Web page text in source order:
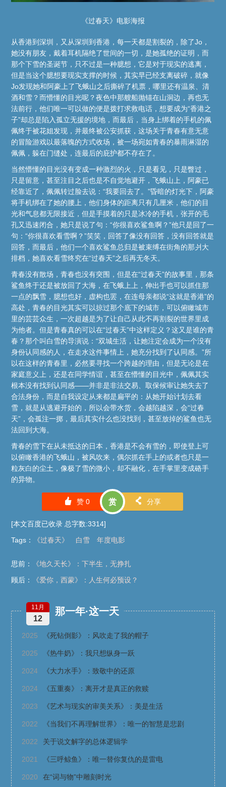
《过春天》电影海报
从香港到深圳，又从深圳到香港，每一天都是割裂的，除了Jo，
她没有朋友，戴着耳机隔绝了世间的一切，是她孤绝的证明，而
那个下雪的圣诞节，只不过是一种臆想，它是对于现实的逃离，
但是当这个臆想要现实支撑的时候，其实早已经支离破碎，就像
Jo发现她和阿豪上了飞蛾山之后撕碎了机票，哪里还有温泉、清
酒和雪？而懵懂的目光呢？夜色中那艘船抛锚在山洞边，再也无
法前行，他们唯一可以做的便是拨打求救电话，想要成为“香港之
子”却总是陷入孤立无援的境地，而最后，当身上绑着的手机的佩
佩终于被花姐发现，并最终被公安抓获，这场关于青春有意无意
的冒险游戏以最落魄的方式收场，被一场宛如青春的暴雨淋湿的
佩佩，躲在门缝处，连最后的庇护都不存在了。
当然懵懂的目光没有变成一种激烈的火，只是看见，只是瞥过，
只是留意，甚至注目之后也是不自觉地避开，飞蛾山上，阿豪已
经靠近了，佩佩转过脸去说：“我要回去了。”昏暗的灯光下，阿豪
将手机绑在了她的腰上，他们身体的距离只有几厘米，他们的目
光和气息都无限接近，但是手摸着的只是冰冷的手机，张开的毛
孔又迅速闭合，她只是说了句：“你很喜欢鲨鱼啊？”他只是回了一
句：“你很喜欢看雪啊？”笑笑，回答了像没有回答，没有回答就是
回答，而最后，他们一个喜欢鲨鱼总归是被束缚在街角的那爿大
排档，她喜欢看雪终究在“过春天”之后再无冬天。
青春没有散场，青春也没有突围，但是在“过春天”的故事里，那条
鲨鱼终于还是被放回了大海，在飞蛾上上，伸出手也可以抓住那
一点的飘雪，臆想也好，虚构也罢，在连母亲都说“这就是香港”的
高处，青春的目光其实可以掠过那个底下的城市，可以俯瞰城市
里的芸芸众生，一次超越是为了让自己从此不再割裂的世界里成
为他者。但是青春真的可以在“过春天”中这样定义？这又是谁的青
春？那个叫白雪的导演说：“双城生活，让她注定会成为一个没有
身份认同感的人，在走水这件事情上，她充分找到了认同感。”所
以在这样的青春里，必然要寻找一个跨越的理由，但是无论是在
家庭意义上，还是在同学情谊，甚至在懵懂的目光中，佩佩其实
根本没有找到认同感——并非是非法交易、取保候审让她失去了
合法身份，而是自我设定从来都是扁平的：从她开始计划去看
雪，就是从逃避开始的，所以会带水货，会越陷越深，会“过春
天”，会孤注一掷，最后其实什么也没找到，甚至放掉的鲨鱼也无
法回到大海。
青春的雪下在从未抵达的日本，香港是不会有雪的，即使登上可
以俯瞰香港的飞蛾山，被风吹来，偶尔抓在手上的或者也只是一
粒灰白的尘土，像极了雪的微小，却不融化，在手掌里变成硌手
的异物。
󰄼 赞 0 赏 󰄯 分享
[本文百度已收录 总字数:3314]
Tags ： 《过春天》 白雪 年度电影
思前：
《地久天长》：下半生，无挣扎
顾后：
《爱你，西蒙》：人生何必预设？
那一年·这一天
11月
12
2025 《死钻倒影》：风吹走了我的帽子
2025 《热牛奶》：我只想纵身一跃
2024 《大力水手》：致敬中的还原
2024 《五重奏》：离开才是真正的救赎
2023 《艺术与现实的审美关系》：美是生活
2022 《当我们不再理解世界》：唯一的智慧是悲剧
2022 关于说文解字的总体逻辑学
2021 《三呼鲸鱼》：唯一替你复仇的是雷电
2020 在“词与物”中雕刻时光